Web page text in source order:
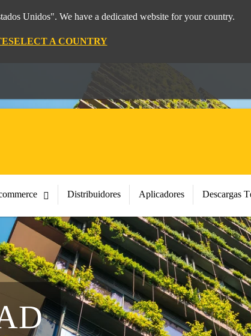
Unidos". We have a dedicated website for your country.
SELECT A COUNTRY
Distribuidores Aplicadores Descargas